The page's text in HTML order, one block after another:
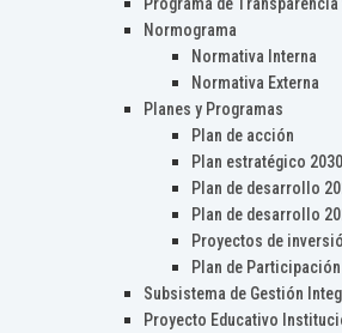
Programa de
Normograma
Normativa Interna
Normativa Externa
Planes y Programas
Plan de acción
Plan estratégico 2030
Plan de desarrollo
Plan de desarrollo
Proyectos de
Plan de
Subsistema de Gestión
Proyecto Educativo